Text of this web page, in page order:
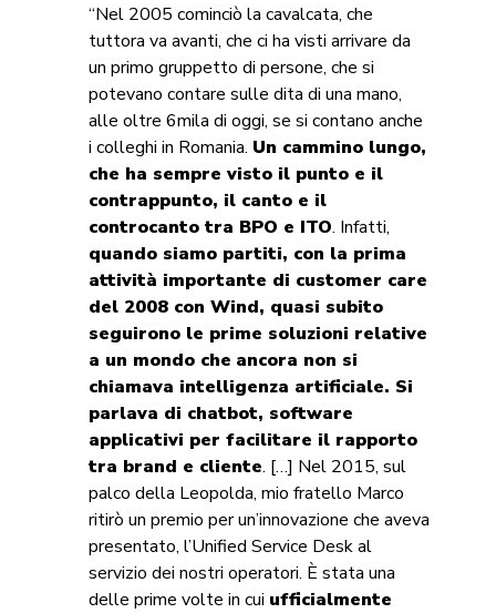
“Nel 2005 cominciò la cavalcata, che
tuttora va avanti, che ci ha visti arrivare da
un primo gruppetto di persone, che si
potevano contare sulle dita di una mano,
alle oltre 6mila di oggi, se si contano anche
i colleghi in Romania. Un cammino lungo,
che ha sempre visto il punto e il
contrappunto, il canto e il
controcanto tra BPO e ITO. Infatti,
quando siamo partiti, con la prima
attività importante di customer care
del 2008 con Wind, quasi subito
seguirono le prime soluzioni relative
a un mondo che ancora non si
chiamava intelligenza artificiale. Si
parlava di chatbot, software
applicativi per facilitare il rapporto
tra brand e cliente. […] Nel 2015, sul
palco della Leopolda, mio fratello Marco
ritirò un premio per un’innovazione che aveva
presentato, l’Unified Service Desk al
servizio dei nostri operatori. È stata una
delle prime volte in cui ufficialmente